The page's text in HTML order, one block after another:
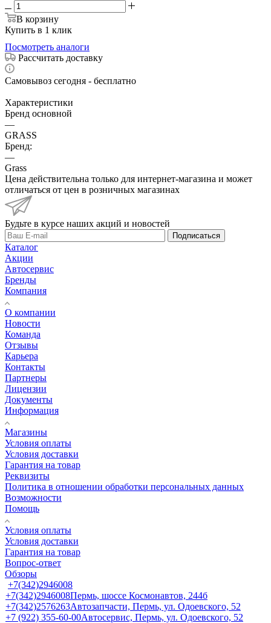
В корзину
Купить в 1 клик
Посмотреть аналоги
Рассчитать доставку
Самовывоз сегодня - бесплатно
Характеристики
Бренд основной
—
GRASS
Бренд:
—
Grass
Цена действительна только для интернет-магазина и может
отличаться от цен в розничных магазинах
Будьте в курсе наших акций и новостей
Подписаться
Каталог
Акции
Автосервис
Бренды
Компания
О компании
Новости
Команда
Отзывы
Карьера
Контакты
Партнеры
Лицензии
Документы
Информация
Магазины
Условия оплаты
Условия доставки
Гарантия на товар
Реквизиты
Политика в отношении обработки персональных данных
Возможности
Помощь
Условия оплаты
Условия доставки
Гарантия на товар
Вопрос-ответ
Обзоры
+7(342)2946008
+7(342)2946008Пермь, шоссе Космонавтов, 244б
+7(342)2576263Автозапчасти, Пермь, ул. Одоевского, 52
+7 (922) 355-60-00Автосервис, Пермь, ул. Одоевского, 52